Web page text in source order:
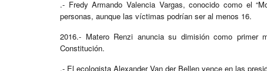
.- Fredy Armando Valencia Vargas, conocido como el
personas, aunque las víctimas podrían ser al menos 16.
2016.- Matero Renzi anuncia su dimisión como primer
Constitución.
.- El ecologista Alexander Van der Bellen vence en las